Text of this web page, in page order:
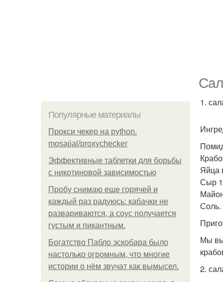
Популярные материалы
Прокси чекер на python.
mosajjal/proxychecker
Эффективные таблетки для борьбы
с никотиновой зависимостью
Пробу снимаю еще горячей и
каждый раз радуюсь: кабачки не
развариваются, а соус получается
густым и пикантным.
Богатство Пабло эскобара было
настолько огромным, что многие
истории о нём звучат как вымысел.
1.
Яйца
Сыр
Соль.
Мы
2.